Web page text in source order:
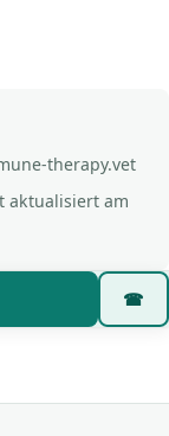
therapy.vet
aktualisiert am
☎